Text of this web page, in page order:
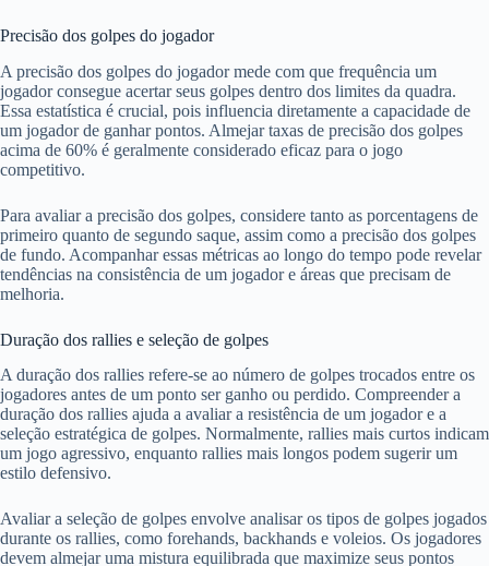
Precisão dos golpes do jogador
A precisão dos golpes do jogador mede com que frequência um
jogador consegue acertar seus golpes dentro dos limites da quadra.
Essa estatística é crucial, pois influencia diretamente a capacidade de
um jogador de ganhar pontos. Almejar taxas de precisão dos golpes
acima de 60% é geralmente considerado eficaz para o jogo
competitivo.
Para avaliar a precisão dos golpes, considere tanto as porcentagens de
primeiro quanto de segundo saque, assim como a precisão dos golpes
de fundo. Acompanhar essas métricas ao longo do tempo pode revelar
tendências na consistência de um jogador e áreas que precisam de
melhoria.
Duração dos rallies e seleção de golpes
A duração dos rallies refere-se ao número de golpes trocados entre os
jogadores antes de um ponto ser ganho ou perdido. Compreender a
duração dos rallies ajuda a avaliar a resistência de um jogador e a
seleção estratégica de golpes. Normalmente, rallies mais curtos indicam
um jogo agressivo, enquanto rallies mais longos podem sugerir um
estilo defensivo.
Avaliar a seleção de golpes envolve analisar os tipos de golpes jogados
durante os rallies, como forehands, backhands e voleios. Os jogadores
devem almejar uma mistura equilibrada que maximize seus pontos